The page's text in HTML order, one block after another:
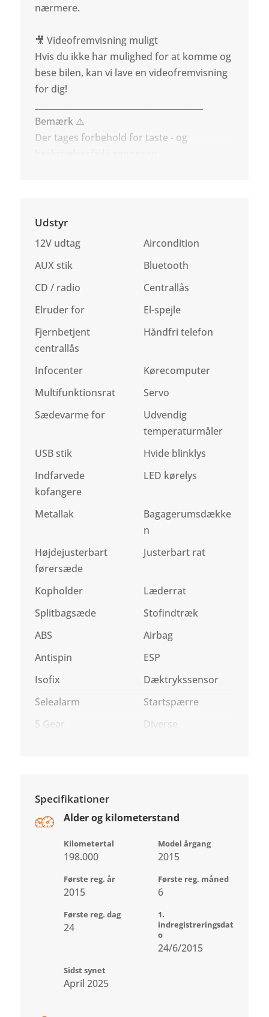
nærmere.
🎥 Videofremvisning muligt
Hvis du ikke har mulighed for at komme og
bese bilen, kan vi lave en videofremvisning
for dig!
Bemærk ⚠️
Der tages forbehold for taste - og
Udstyr
12V udtag
Aircondition
AUX stik
Bluetooth
CD / radio
Centrallås
Elruder for
El-spejle
Fjernbetjent
centrallås
Håndfri telefon
Infocenter
Kørecomputer
Multifunktionsrat
Servo
Sædevarme for
Udvendig
temperaturmåler
USB stik
Hvide blinklys
Indfarvede
kofangere
LED kørelys
Metallak
Bagagerumsdække
n
Højdejusterbart
førersæde
Justerbart rat
Kopholder
Læderrat
Splitbagsæde
Stofindtræk
ABS
Airbag
Antispin
ESP
Isofix
Dæktrykssensor
Selealarm
Startspærre
5 Gear
Diverse
Specifikationer
Alder og kilometerstand
Kilometertal
198.000
Model årgang
2015
Første reg. år
2015
Første reg. måned
6
Første reg. dag
24
1.
indregistreringsdat
o
24/6/2015
Sidst synet
April 2025